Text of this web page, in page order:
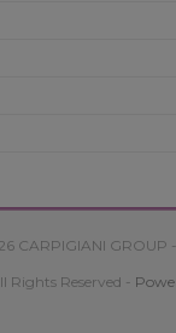
CARPIGIANI GROUP
Rights Reserved -